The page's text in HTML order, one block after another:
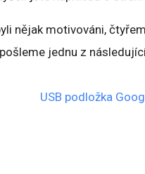
nějak motivováni,
jednu z
USB podložka